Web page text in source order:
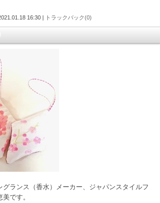
16:30 | トラックバック(0)
グランス（香水）メーカー、ジャパンスタイルフ
です。